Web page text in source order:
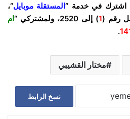
اشترك في خدمة “المستقلة موبايل“،
رقم (1) إلى 2520، ولمشتركي “ام
.
مختار القشيبي
نسخ الرابط